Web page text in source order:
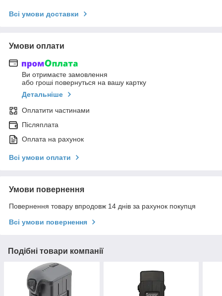
Всі умови доставки
Умови оплати
Ви отримаєте замовлення
або гроші повернуться на вашу картку
Детальніше
Оплатити частинами
Післяплата
Оплата на рахунок
Всі умови оплати
Умови повернення
Повернення товару впродовж 14 днів за рахунок покупця
Всі умови повернення
Подібні товари компанії